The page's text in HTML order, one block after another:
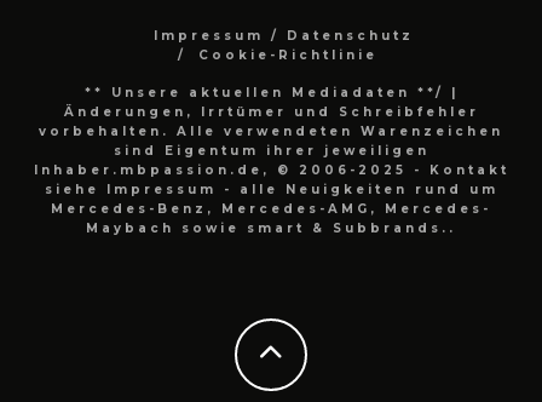
Impressum / Datenschutz
Cookie-Richtlinie
** Unsere aktuellen Mediadaten **/
|
Änderungen, Irrtümer und Schreibfehler
vorbehalten. Alle verwendeten Warenzeichen
sind Eigentum ihrer jeweiligen
Inhaber.mbpassion.de, © 2006-2025 - Kontakt
siehe Impressum - alle Neuigkeiten rund um
Mercedes-Benz, Mercedes-AMG, Mercedes-
Maybach sowie smart & Subbrands..